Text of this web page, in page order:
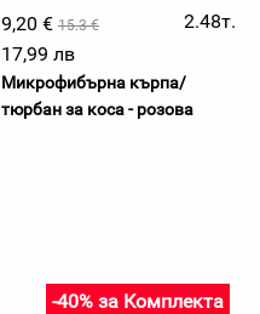
9,20 € 15.3 €
2.48т.
17,99 лв
Микрофибърна кърпа/
тюрбан за коса - розова
-40% за Комплекта